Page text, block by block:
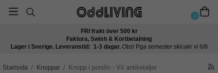
0
FRI frakt över 500 kr
Faktura, Swish & Kortbetalning
Lager i Sverige. Leveranstid: 1-3 dagar. Obs! Pga semester skicakr vi 6/8
Startsida / Knoppar / Knopp i porslin - Vit antiketaljer